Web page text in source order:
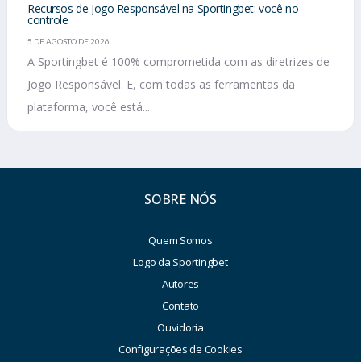
Recursos de Jogo Responsável na Sportingbet: você no
controle
5 DE AGOSTO DE 2026
A Sportingbet é 100% comprometida com as diretrizes de
Jogo Responsável. E, com todas as ferramentas da
plataforma, você está...
SOBRE NÓS
Quem Somos
Logo da Sportingbet
Autores
Contato
Ouvidoria
Configurações de Cookies